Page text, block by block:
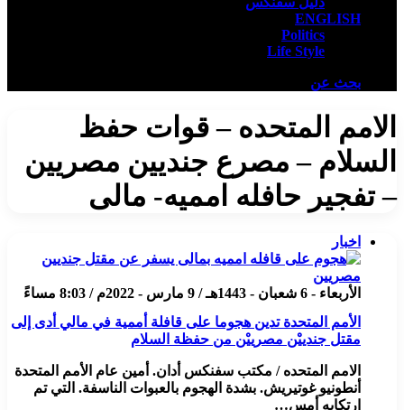
ENGLISH
Politics
Life Style
بحث عن
الامم المتحده – قوات حفظ
السلام – مصرع جنديين مصريين
– تفجير حافله امميه- مالى
اخبار
الأربعاء - 6 شعبان - 1443هـ / 9 مارس - 2022م / 8:03 مساءً
الأمم المتحدة تدين هجوما على قافلة أممية في مالي أدى إلى
مقتل جندييْن مصرييْن من حفظة السلام
الامم المتحده / مكتب سفنكس أدان. أمين عام الأمم المتحدة
أنطونيو غوتيريش. بشدة الهجوم بالعبوات الناسفة. التي تم
ارتكابه أمس…